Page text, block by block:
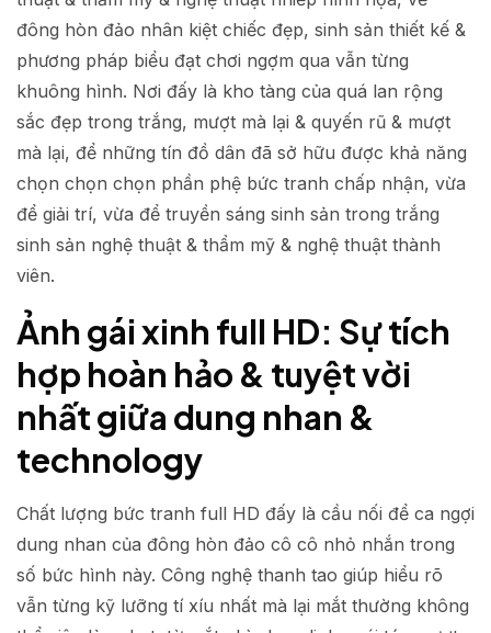
đông hòn đảo nhân kiệt chiếc đẹp, sinh sản thiết kế &
phương pháp biểu đạt chơi ngợm qua vẫn từng
khuông hình. Nơi đấy là kho tàng của quá lan rộng
sắc đẹp trong trắng, mượt mà lại & quyến rũ & mượt
mà lại, để những tín đồ dân đã sở hữu được khả năng
chọn chọn chọn phần phệ bức tranh chấp nhận, vừa
để giải trí, vừa để truyền sáng sinh sản trong trắng
sinh sản nghệ thuật & thẩm mỹ & nghệ thuật thành
viên.
Ảnh gái xinh full HD: Sự tích
hợp hoàn hảo & tuyệt vời
nhất giữa dung nhan &
technology
Chất lượng bức tranh full HD đấy là cầu nối để ca ngợi
dung nhan của đông hòn đảo cô cô nhỏ nhắn trong
số bức hình này. Công nghệ thanh tao giúp hiểu rõ
vẫn từng kỹ lưỡng tí xíu nhất mà lại mắt thường không